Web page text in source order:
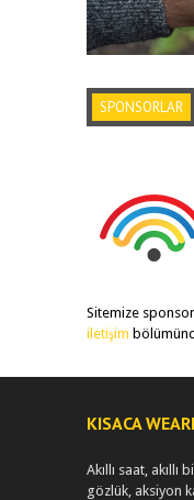
SPONSORLAR
Sitemize
iletişim
KISACA
Akıllı saat, akıllı
gözlük, aksiyon